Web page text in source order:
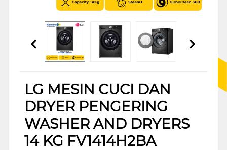
LG MESIN CUCI DAN
DRYER PENGERING
WASHER AND DRYERS
14 KG FV1414H2BA